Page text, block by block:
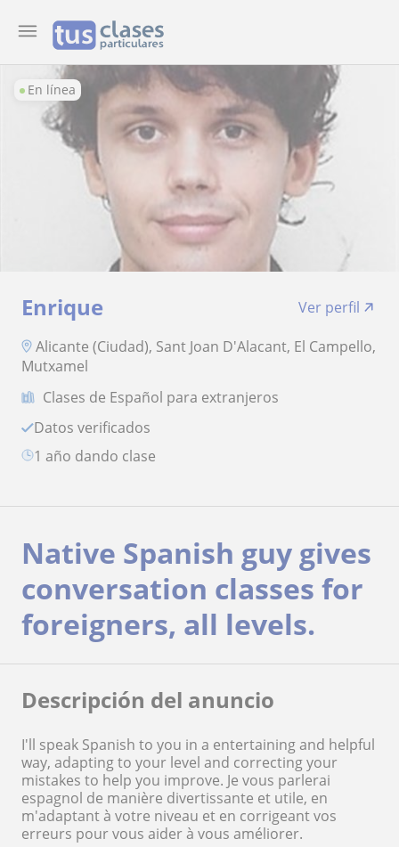
En línea
Enrique
Ver perfil
Alicante (Ciudad), Sant Joan D'Alacant, El Campello,
Mutxamel
Clases de Español para extranjeros
Datos verificados
1 año dando clase
Native Spanish guy gives
conversation classes for
foreigners, all levels.
Descripción del anuncio
I'll speak Spanish to you in a entertaining and helpful
way, adapting to your level and correcting your
mistakes to help you improve. Je vous parlerai
espagnol de manière divertissante et utile, en
m'adaptant à votre niveau et en corrigeant vos
erreurs pour vous aider à vous améliorer.